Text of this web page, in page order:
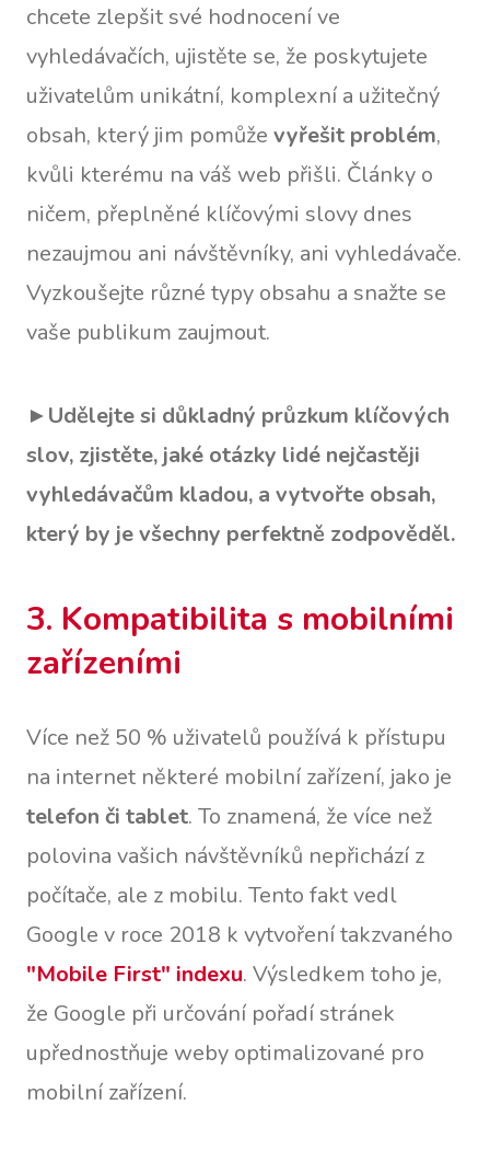
chcete zlepšit své hodnocení ve
vyhledávačích, ujistěte se, že poskytujete
uživatelům unikátní, komplexní a užitečný
obsah, který jim pomůže vyřešit problém,
kvůli kterému na váš web přišli. Články o
ničem, přeplněné klíčovými slovy dnes
nezaujmou ani návštěvníky, ani vyhledávače.
Vyzkoušejte různé typy obsahu a snažte se
vaše publikum zaujmout.
►Udělejte si důkladný průzkum klíčových
slov, zjistěte, jaké otázky lidé nejčastěji
vyhledávačům kladou, a vytvořte obsah,
který by je všechny perfektně zodpověděl.
3. Kompatibilita s mobilními
zařízeními
Více než 50 % uživatelů používá k přístupu
na internet některé mobilní zařízení, jako je
telefon či tablet. To znamená, že více než
polovina vašich návštěvníků nepřichází z
počítače, ale z mobilu. Tento fakt vedl
Google v roce 2018 k vytvoření takzvaného
"Mobile First" indexu. Výsledkem toho je,
že Google při určování pořadí stránek
upřednostňuje weby optimalizované pro
mobilní zařízení.